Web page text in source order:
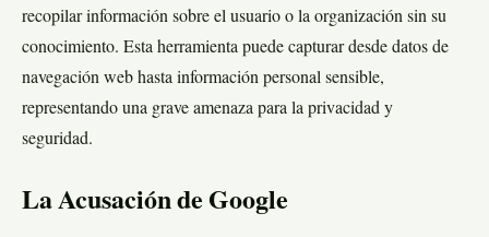
recopilar información sobre el usuario o la organización sin su
conocimiento. Esta herramienta puede capturar desde datos de
navegación web hasta información personal sensible,
representando una grave amenaza para la privacidad y
seguridad.
La Acusación de Google